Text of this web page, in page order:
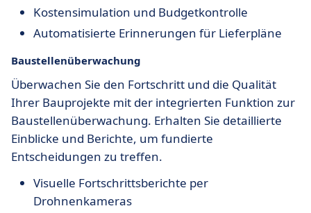
Kostensimulation und Budgetkontrolle
Automatisierte Erinnerungen für Lieferpläne
Baustellenüberwachung
Überwachen Sie den Fortschritt und die Qualität
Ihrer Bauprojekte mit der integrierten Funktion zur
Baustellenüberwachung. Erhalten Sie detaillierte
Einblicke und Berichte, um fundierte
Entscheidungen zu treffen.
Visuelle Fortschrittsberichte per
Drohnenkameras